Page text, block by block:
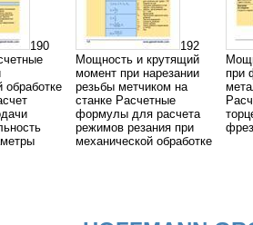
190
обработке
192
Мощность и крутящий
момент при нарезании
резьбы метчиком на
станке Расчетные
формулы для расчета
режимов резания при
механической обработке
при